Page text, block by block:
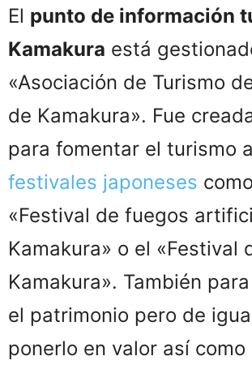
El punto de información
Kamakura está
«Asociación de Turismo
de Kamakura». Fue
para fomentar el turismo
festivales japoneses
«Festival de fuegos
Kamakura» o el «Festival
Kamakura». También
el patrimonio pero de
ponerlo en valor así